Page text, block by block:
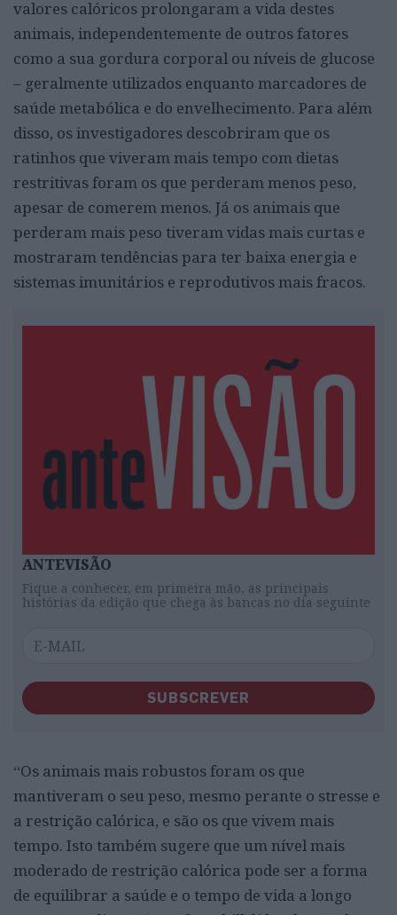
valores calóricos prolongaram a vida destes
animais, independentemente de outros fatores
como a sua gordura corporal ou níveis de glucose
– geralmente utilizados enquanto marcadores de
saúde metabólica e do envelhecimento. Para além
disso, os investigadores descobriram que os
ratinhos que viveram mais tempo com dietas
restritivas foram os que perderam menos peso,
apesar de comerem menos. Já os animais que
perderam mais peso tiveram vidas mais curtas e
mostraram tendências para ter baixa energia e
sistemas imunitários e reprodutivos mais fracos.
ANTEVISÃO
Fique a conhecer, em primeira mão, as principais
histórias da edição que chega às bancas no dia seguinte
SUBSCREVER
“Os animais mais robustos foram os que
mantiveram o seu peso, mesmo perante o stresse e
a restrição calórica, e são os que vivem mais
tempo. Isto também sugere que um nível mais
moderado de restrição calórica pode ser a forma
de equilibrar a saúde e o tempo de vida a longo